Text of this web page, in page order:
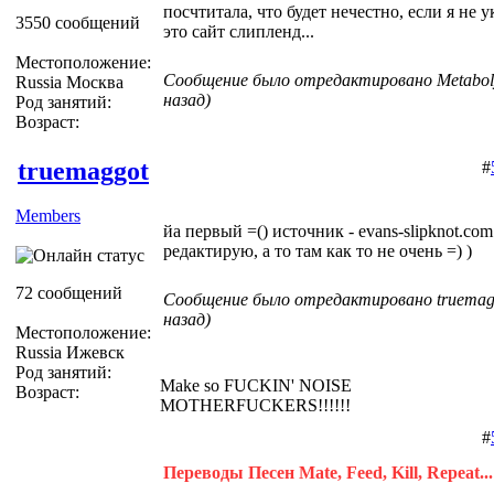
3550 сообщений
Местоположение:
Russia Москва
Род занятий:
Возраст:
посчтитала, что будет нечестно, если я не
это сайт слипленд...
Сообщение было отредактировано
назад)
truemaggot
Members
72 сообщений
Местоположение:
Russia Ижевск
Род занятий:
Возраст:
#
йа первый =() источник - evans-
редактирую, а то там как то не очень =) )
Сообщение было отредактировано
назад)
Make so FUCKIN' NOISE
MOTHERFUCKERS!!!!!!
#
Переводы Песен Mate, Feed, Kill, Repeat...